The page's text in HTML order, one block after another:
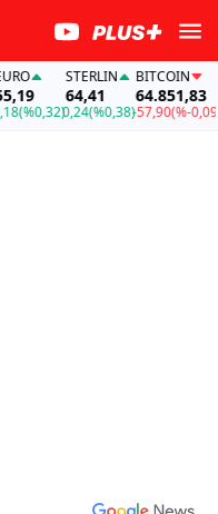
STERLIN
64,41
0,24(%0,38)
BITCOIN
64.851,83
-57,90(%-0,09)